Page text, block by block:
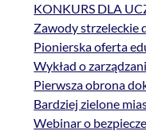
KONKURS DLA
Zawody strzeleckie
Pionierska oferta
Wykład o
Pierwsza obrona
Bardziej zielone
Webinar o